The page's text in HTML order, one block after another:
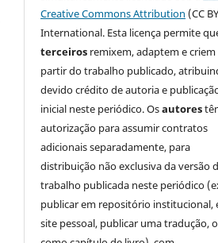
Creative Commons Attribution (CC
International. Esta licença permite
terceiros remixem, adaptem e criem
partir do trabalho publicado,
devido crédito de autoria e
inicial neste periódico. Osautores
autorização para assumir contratos
adicionais separadamente, para
distribuição não exclusiva da versão
trabalho publicada neste periódico
publicar em repositório institucional,
site pessoal, publicar uma tradução,